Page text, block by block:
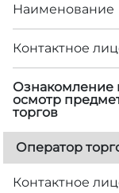
Наименование
Контактное
Ознакомление
осмотр
торгов
Оператор
Контактное